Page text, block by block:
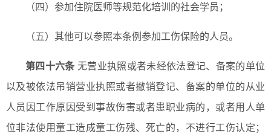
（四）参加住院医师等规范化培训的社会学员；
（五）其他可以参照本条例参加工伤保险的人员。
第四十六条 无营业执照或者未经依法登记、备案的单位
以及被依法吊销营业执照或者撤销登记、备案的单位的从业
人员因工作原因受到事故伤害或者患职业病的，或者用人单
位非法使用童工造成童工伤残、死亡的，不进行工伤认定；